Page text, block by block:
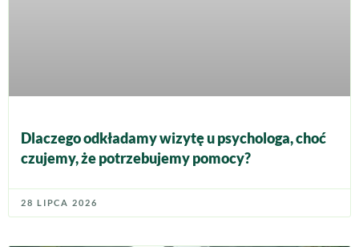
Dlaczego odkładamy wizytę u psychologa, choć
czujemy, że potrzebujemy pomocy?
28 LIPCA 2026